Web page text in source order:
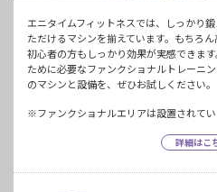
エニタイムフィットネスでは、しっかり
ただけるマシンを揃えています。もちろ
初心者の方もしっかり効果が実感できま
ために必要なファンクショナルトレーニ
のマシンと設備を、ぜひお試しください。
※ファンクショナルエリアは設置されてい
詳細はこ